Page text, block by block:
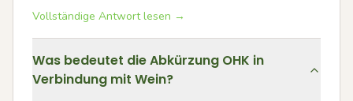
Vollständige Antwort lesen →
Was bedeutet die Abkürzung OHK in
Verbindung mit Wein?